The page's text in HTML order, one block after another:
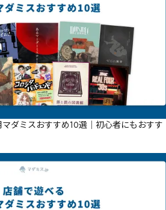
マダミスおすすめ10選｜初心者にもおすす